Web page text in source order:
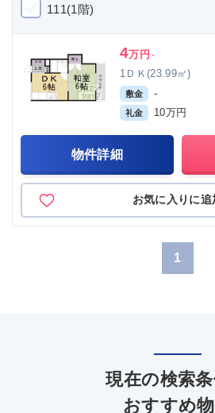
111(1階)
4万円 -
1ＤＫ(23.99㎡)
敷金 -
礼金 10万円
物件詳細
お気に入りに追
1
現在の検索
おすすめ